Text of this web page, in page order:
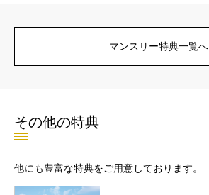
マンスリー特典一覧へ
その他の特典
他にも豊富な特典をご用意しております。